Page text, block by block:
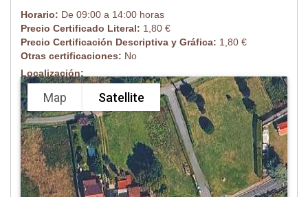
Horario: De 09:00 a 14:00 horas
Precio Certificado Literal: 1,80 €
Precio Certificación Descriptiva y Gráfica: 1,80 €
Otras certificaciones: No
Localización:
Map Satellite